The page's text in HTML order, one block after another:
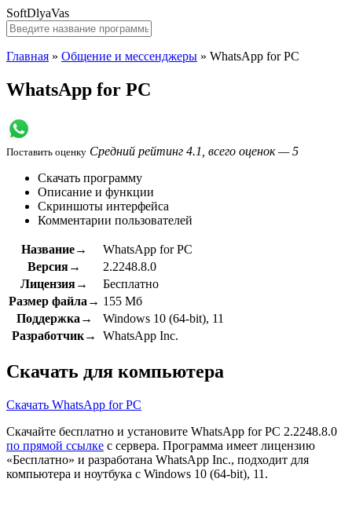
SoftDlyaVas
Главная » Общение и мессенджеры » WhatsApp for PC
WhatsApp for PC
Поставить оценку Средний рейтинг 4.1, всего оценок — 5
Скачать программу
Описание и функции
Скриншоты интерфейса
Комментарии пользователей
Название→
WhatsApp for PC
Версия→
2.2248.8.0
Лицензия→
Бесплатно
Размер файла→ 155 Мб
Поддержка→
Windows 10 (64-bit), 11
Разработчик→
WhatsApp Inc.
Скачать для компьютера
Скачать WhatsApp for PC
Скачайте бесплатно и установите WhatsApp for PC 2.2248.8.0
по прямой ссылке с сервера. Программа имеет лицензию
«Бесплатно» и разработана WhatsApp Inc., подходит для
компьютера и ноутбука с Windows 10 (64-bit), 11.